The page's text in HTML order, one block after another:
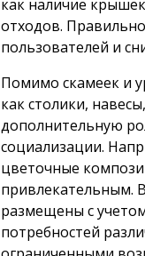
как наличие
отходов.
пользователей и
Помимо скамеек и
как столики,
дополнительную
социализации.
цветочные
привлекательным.
размещены с
потребностей